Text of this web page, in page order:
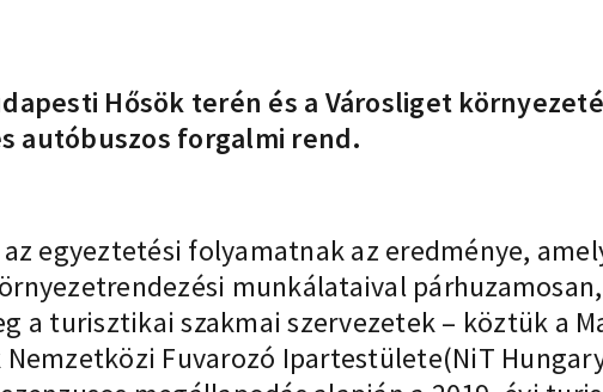
Hősök terén és a Városliget
autóbuszos forgalmi rend.
egyeztetési folyamatnak az eredménye,
munkálataival
a turisztikai szakmai szervezetek – köztük a
Nemzetközi Fuvarozó Ipartestülete(NiT